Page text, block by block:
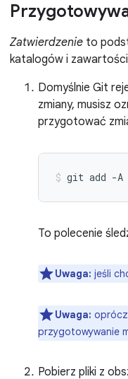
Zatwierdzenie to
katalogów i
Domyślnie Git
zmiany, musisz
przygotować
git add -A
To polecenie
Uwaga: jeśli
Uwaga:
przygotowywanie
Pobierz pliki z